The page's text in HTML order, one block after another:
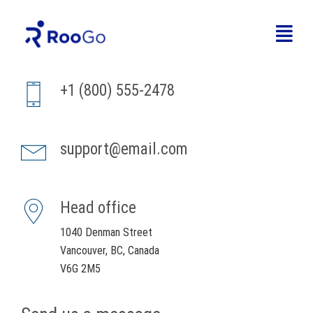
Contact Us
+1 (800) 555-2478
support@email.com
Head office
1040 Denman Street
Vancouver, BC, Canada
V6G 2M5